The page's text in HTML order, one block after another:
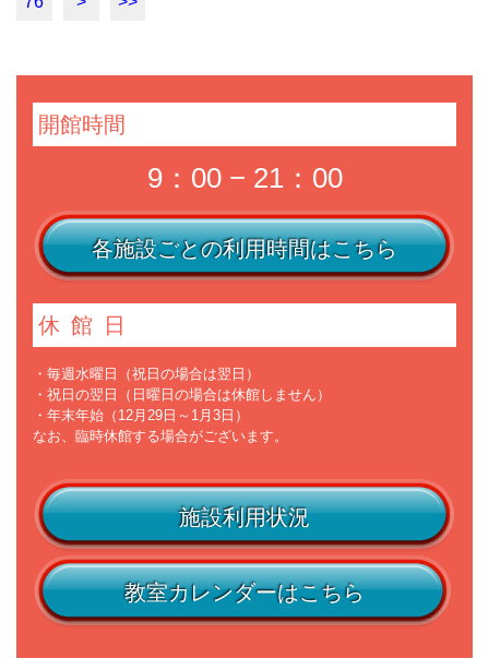
開館時間
9：00 − 21：00
各施設ごとの利用時間はこちら
休館日
・毎週水曜日（祝日の場合は翌日）
・祝日の翌日（日曜日の場合は休館しません）
・年末年始（12月29日～1月3日）
なお、臨時休館する場合がございます。
施設利用状況
教室カレンダーはこちら